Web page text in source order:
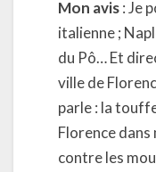
Mon avis: Je
italienne ;
du Pô… Et
ville de
parle : la
Florence dans
contre les